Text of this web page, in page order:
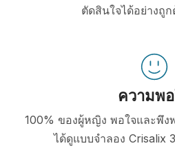
ตัดสินใจได้อย่างถู
ความพ
100% ของผู้หญิง พอใจและพึง
ได้ดูแบบจำลอง Crisalix